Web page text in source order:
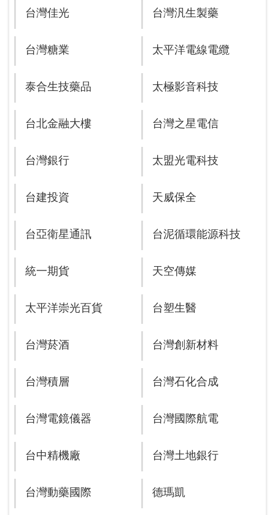
台灣佳光 台灣汎生製藥
台灣糖業 太平洋電線電纜
泰合生技藥品 太極影音科技
台北金融大樓 台灣之星電信
台灣銀行 太盟光電科技
台建投資 天威保全
台亞衛星通訊 台泥循環能源科技
統一期貨 天空傳媒
太平洋崇光百貨 台塑生醫
台灣菸酒 台灣創新材料
台灣積層 台灣石化合成
台灣電鏡儀器 台灣國際航電
台中精機廠 台灣土地銀行
台灣動藥國際 德瑪凱